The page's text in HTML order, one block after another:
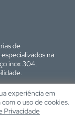
de
na
inox 304,
experiência em
o uso de cookies.
Privacidade